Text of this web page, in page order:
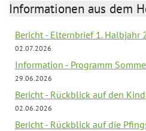
Informationen aus dem
Bericht - Elternbrief 1. Halbjahr
02.07.2026
Information - Programm
29.06.2026
Bericht - Rückblick auf den
02.06.2026
Bericht - Rückblick auf die